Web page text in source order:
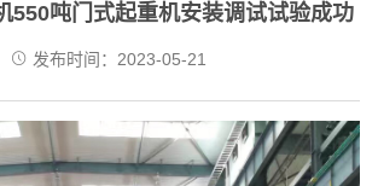
550吨门式起重机安装调试试验成功
发布时间：2023-05-21